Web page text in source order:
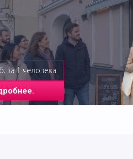
за 1 человека